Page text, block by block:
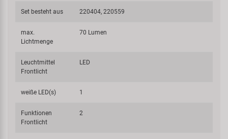
Set besteht aus 220404, 220559
max.
Lichtmenge
70 Lumen
Leuchtmittel
Frontlicht
LED
weiße LED(s) 1
Funktionen
Frontlicht
2